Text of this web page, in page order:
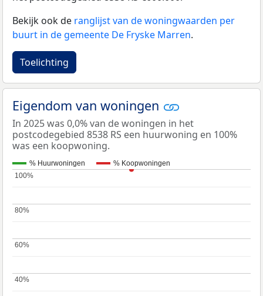
Bekijk ook de ranglijst van de woningwaarden per
buurt in de gemeente De Fryske Marren.
Toelichting
Eigendom van woningen
In 2025 was 0,0% van de woningen in het
postcodegebied 8538 RS een huurwoning en 100%
was een koopwoning.
% Huurwoningen % Koopwoningen
40%
40%
60%
60%
80%
80%
100%
100%